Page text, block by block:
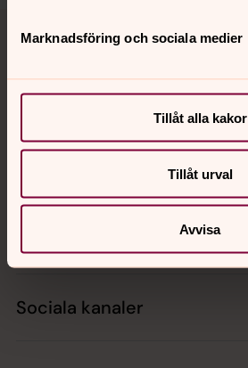
Marknadsföring och sociala medier
Tillåt alla kakor
Tillåt urval
Avvisa
Sociala kanaler